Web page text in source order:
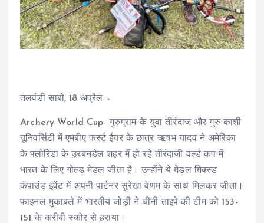
तलवंडी साबो, 18 अप्रैल –
Archery World Cup- गुरुग्राम के युवा तीरंदाज और गुरु काशी
यूनिवर्सिटी में एमबीए फर्स्ट ईयर के छात्र ऋषभ यादव ने अमेरिका
के फ्लोरिडा के उरबनडेल शहर में हो रहे तीरंदाजी वर्ल्ड कप में
भारत के लिए गोल्ड मेडल जीता है। उन्होंने ये मेडल मिक्स्ड
कंपाउंड इवेंट में अपनी पार्टनर सुरेखा वेणम के साथ मिलकर जीता।
फाइनल मुकाबले में भारतीय जोड़ी ने चीनी ताइपे की टीम को 153-
151 के करीबी स्कोर से हराया।